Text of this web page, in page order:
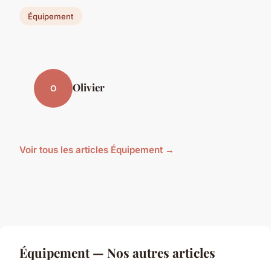
Équipement
O Olivier
Voir tous les articles Équipement →
Équipement — Nos autres articles